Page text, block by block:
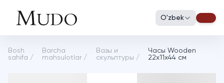
O'zbek
Bosh
sahifa /
Barcha
mahsulotlar/
Вазы и
скульптуры /
Часы Wooden
22х11х44 см